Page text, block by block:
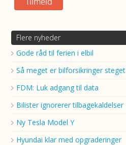
Flere nyheder
Gode råd til ferien i elbil
Så meget er bilforsikringer steget
FDM: Luk adgang til data
Bilister ignorerer tilbagekaldelser
Ny Tesla Model Y
Hyundai klar med opgraderinger